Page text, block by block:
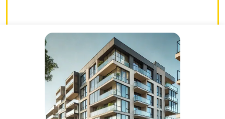
terrasses et balcons.
Des engagements plus écologiques :
jardins partagés favorisant la biodiversité et
la convivialité.
Une personnalisation avancée : un
configurateur 3D unique permet d’adapter
son logement selon ses envies (espace
télétravail, grand séjour, buanderie…).